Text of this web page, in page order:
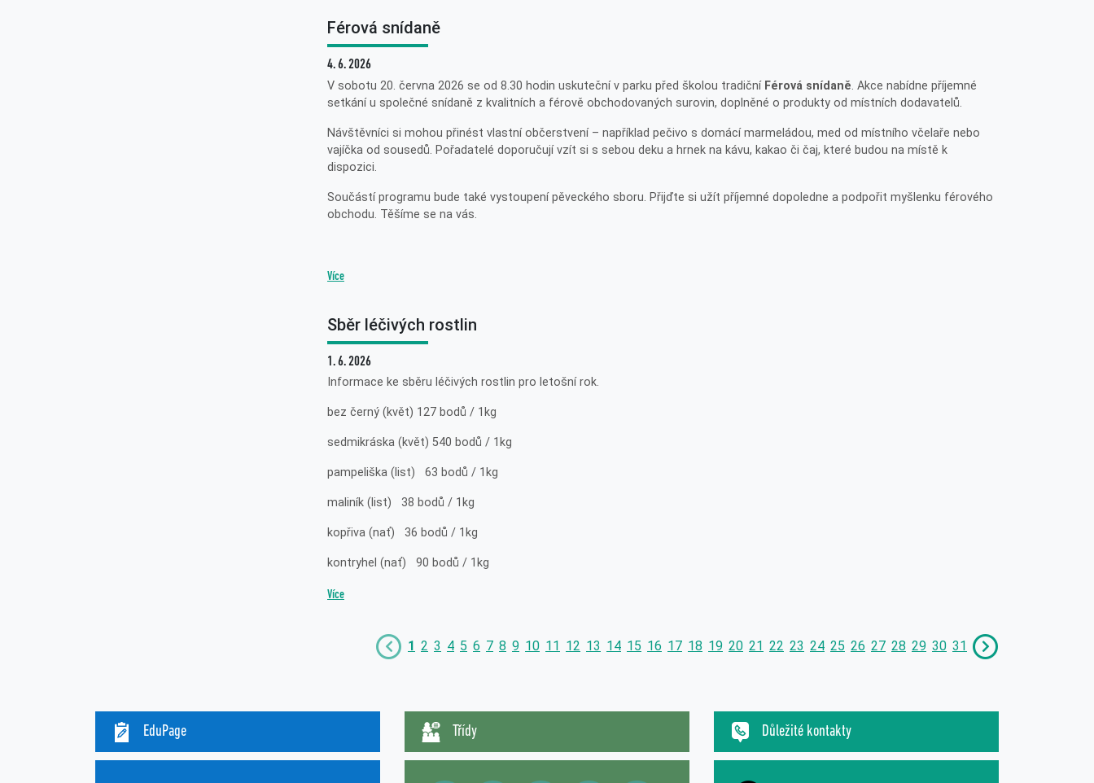
Férová snídaně
4. 6. 2026
V sobotu 20. června 2026 se od 8.30 hodin uskuteční v parku před školou tradiční Férová snídaně. Akce nabídne příjemné
setkání u společné snídaně z kvalitních a férově obchodovaných surovin, doplněné o produkty od místních dodavatelů.
Návštěvníci si mohou přinést vlastní občerstvení – například pečivo s domácí marmeládou, med od místního včelaře nebo
vajíčka od sousedů. Pořadatelé doporučují vzít si s sebou deku a hrnek na kávu, kakao či čaj, které budou na místě k
dispozici.
Součástí programu bude také vystoupení pěveckého sboru. Přijďte si užít příjemné dopoledne a podpořit myšlenku férového
obchodu. Těšíme se na vás.
Více
Sběr léčivých rostlin
1. 6. 2026
Informace ke sběru léčivých rostlin pro letošní rok.
bez černý (květ) 127 bodů / 1kg
sedmikráska (květ) 540 bodů / 1kg
pampeliška (list) 63 bodů / 1kg
maliník (list) 38 bodů / 1kg
kopřiva (nať) 36 bodů / 1kg
kontryhel (nať) 90 bodů / 1kg
Více
1 2 3 4 5 6 7 8 9 10 11 12 13 14 15 16 17 18 19 20 21 22 23 24 25 26 27 28 29 30 31
EduPage Třídy Důležité kontakty